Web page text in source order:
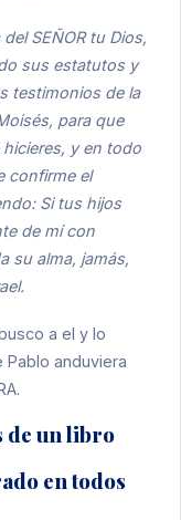
SEÑOR tu Dios,
sus estatutos y
testimonios de la
para que
y en todo
confirme el
Si tus hijos
de mí con
su alma, jamás,
a el y lo
anduviera
de un libro
en todos